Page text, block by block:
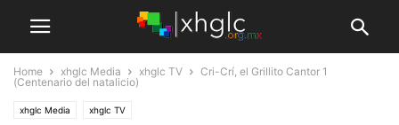
Home xhglc Media xhglc TV
Cri-Crí, el Grillito Cantor 1
(Centenario del natalicio)
xhglc Media xhglc TV